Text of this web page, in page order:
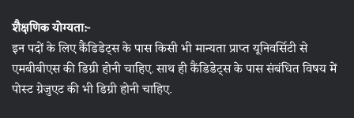
शैक्षणिक योग्यता:-
इन पदों के लिए कैंडिडेट्स के पास किसी भी मान्यता प्राप्त यूनिवर्सिटी से
एमबीबीएस की डिग्री होनी चाहिए. साथ ही कैंडिडेट्स के पास संबंधित विषय में
पोस्ट ग्रेजुएट की भी डिग्री होनी चाहिए.